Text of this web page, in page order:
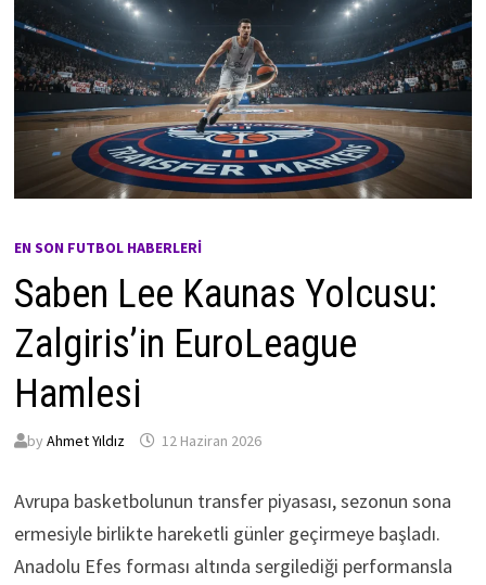
EN SON FUTBOL HABERLERI
Saben Lee Kaunas Yolcusu:
Zalgiris’in EuroLeague
Hamlesi
by Ahmet Yıldız 12 Haziran 2026
Avrupa basketbolunun transfer piyasası, sezonun sona
ermesiyle birlikte hareketli günler geçirmeye başladı.
Anadolu Efes forması altında sergilediği performansla